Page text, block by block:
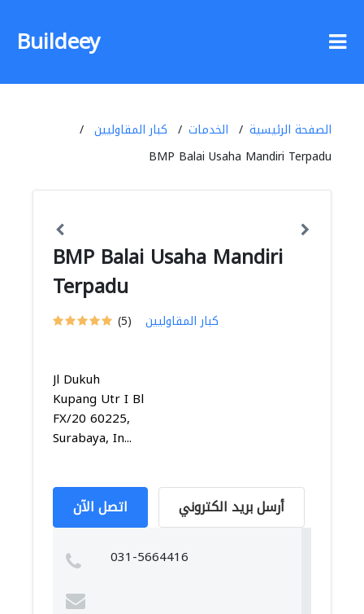
Buildeey
الصفحة الرئيسية الخدمات
كبار المقاوليين
BMP Balai Usaha Mandiri Terpadu
BMP Balai Usaha Mandiri
Terpadu
(5) كبار المقاوليين
Jl Dukuh
Kupang Utr I Bl
FX/20 60225,
Surabaya, In...
اتصل الآن أرسل بريد الكتروني
031-5664416